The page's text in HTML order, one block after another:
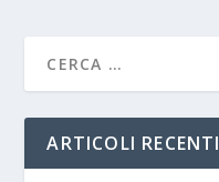
ARTICOLI RECENTI